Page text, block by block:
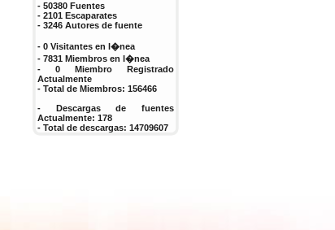
- 50380 Fuentes
- 2101 Escaparates
- 3246 Autores de fuente
- 0 Visitantes en l�nea
- 7831 Miembros en l�nea
- 0 Miembro Registrado
Actualmente
- Total de Miembros: 156466
- Descargas de fuentes
Actualmente: 178
- Total de descargas: 14709607